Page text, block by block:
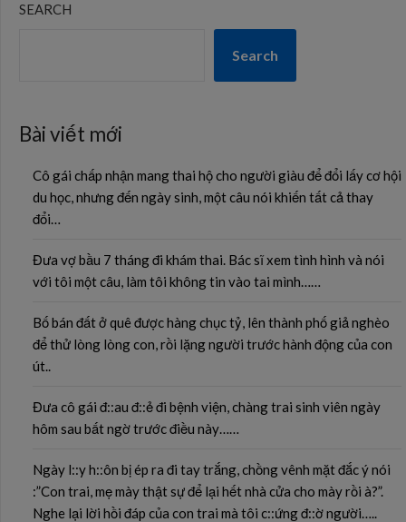
SEARCH
Search
Bài viết mới
Cô gái chấp nhận mang thai hộ cho người giàu để đổi lấy cơ hội
du học, nhưng đến ngày sinh, một câu nói khiến tất cả thay
đổi…
Đưa vợ bầu 7 tháng đi khám thai. Bác sĩ xem tình hình và nói
với tôi một câu, làm tôi không tin vào tai mình……
Bố bán đất ở quê được hàng chục tỷ, lên thành phố giả nghèo
để thử lòng lòng con, rồi lặng người trước hành động của con
út..
Đưa cô gái đ::au đ::ẻ đi bệnh viện, chàng trai sinh viên ngày
hôm sau bất ngờ trước điều này……
Ngày l::y h::ôn bị ép ra đi tay trắng, chồng vênh mặt đắc ý nói
:”Con trai, mẹ mày thật sự để lại hết nhà cửa cho mày rồi à?”.
Nghe lại lời hồi đáp của con trai mà tôi c::ứng đ::ờ người…..